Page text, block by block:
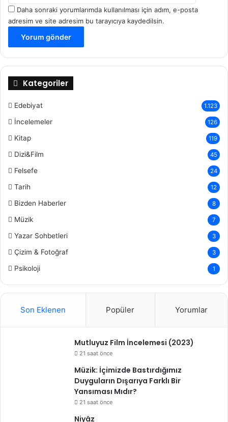
Daha sonraki yorumlarımda kullanılması için adım, e-posta
adresim ve site adresim bu tarayıcıya kaydedilsin.
Kategoriler
Edebiyat 1.123
İncelemeler 126
Kitap 119
Dizi&Film 45
Felsefe 24
Tarih 12
Bizden Haberler 8
Müzik 7
Yazar Sohbetleri 3
Çizim & Fotoğraf 3
Psikoloji 1
Son Eklenen Popüler Yorumlar
Mutluyuz Film İncelemesi (2023)
21 saat önce
Müzik: İçimizde Bastırdığımız
Duyguların Dışarıya Farklı Bir
Yansıması Mıdır?
21 saat önce
Niyâz